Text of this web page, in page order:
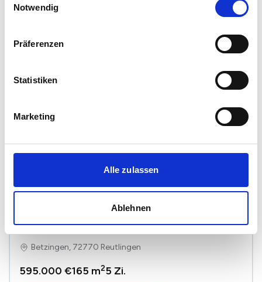
Notwendig
Präferenzen
Statistiken
Marketing
Alle zulassen
Ablehnen
Lichtdurchflutetes Einfamilienhaus in attraktiver
Wohnlage
Betzingen, 72770 Reutlingen
595.000 €165 m25 Zi.